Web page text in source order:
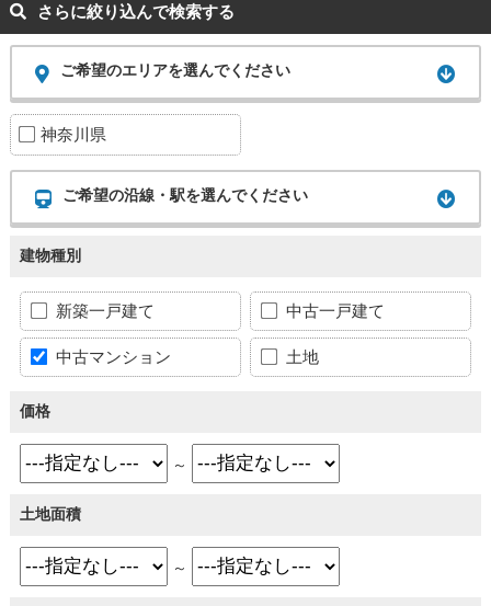
さらに絞り込んで検索する
ご希望のエリアを選んでください
神奈川県
ご希望の沿線・駅を選んでください
建物種別
新築一戸建て 中古一戸建て
中古マンション 土地
価格
～
土地面積
～